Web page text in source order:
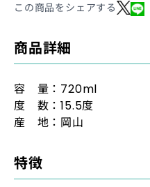
この商品をシェアする
商品詳細
容 量：720ml
度 数：15.5度
産 地：岡山
特徴